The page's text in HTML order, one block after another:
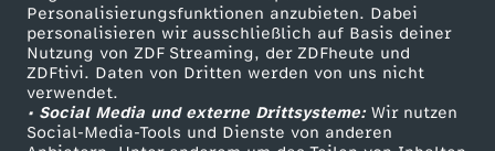
Personalisierungsfunktionen anzubieten. Dabei
personalisieren wir ausschließlich auf Basis deiner
Nutzung von ZDF Streaming, der ZDFheute und
ZDFtivi. Daten von Dritten werden von uns nicht
verwendet.
• Social Media und externe Drittsysteme:Wir nutzen
Social-Media-Tools und Dienste von anderen
e
s
p
TV-Programm
ZDF Unternehmen